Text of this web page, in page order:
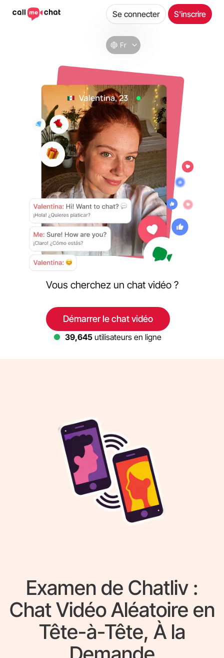
Fr
Se connecter S'inscrire
Vous cherchez un chat vidéo ?
Démarrer le chat vidéo
39,645 utilisateurs en ligne
Examen de Chatliv :
Chat Vidéo Aléatoire en
Tête-à-Tête, À la